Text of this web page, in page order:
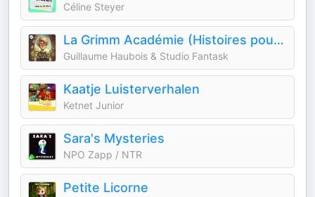
Céline Steyer
La Grimm Académie (Histoires pour enfants)
Guillaume Haubois & Studio Fantask
Kaatje Luisterverhalen
Ketnet Junior
Sara's Mysteries
NPO Zapp / NTR
Petite Licorne